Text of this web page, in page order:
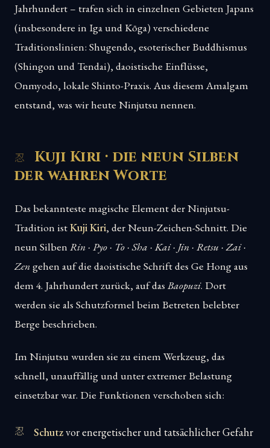
Jahrhundert – trafen sich in einzelnen Gebieten Japans
(insbesondere in Iga und Kōga) verschiedene
Traditionslinien: Shugendo, esoterischer Buddhismus
(Shingon und Tendai), daoistische Einflüsse,
Onmyodo, lokale Shinto-Praxis. Aus diesem Amalgam
entstand, was wir heute Ninjutsu nennen.
Kuji Kiri · die neun Silben
der wahren Worte
Das bekannteste magische Element der Ninjutsu-
Tradition istKuji Kiri, der Neun-Zeichen-Schnitt. Die
neun Silben Rin · Pyo · To · Sha · Kai · Jin · Retsu · Zai ·
Zengehen auf die daoistische Schrift des Ge Hong aus
dem 4. Jahrhundert zurück, auf das Baopuzi. Dort
werden sie als Schutzformel beim Betreten belebter
Berge beschrieben.
Im Ninjutsu wurden sie zu einem Werkzeug, das
schnell, unauffällig und unter extremer Belastung
einsetzbar war. Die Funktionen verschoben sich:
Schutzvor energetischer und tatsächlicher Gefahr